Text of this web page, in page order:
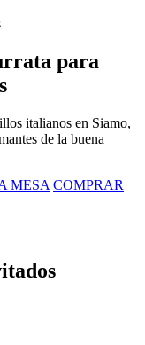
para
italianos en Siamo,
de la buena
MESA COMPRAR